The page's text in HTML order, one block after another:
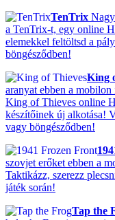
TenTrix
a TenTrix-t, egy online
elemekkel feltöltsd a
böngésződben!
King
aranyat ebben a
King of Thieves online
készítőinek új alkotása!
vagy böngésződben!
szovjet erőket ebben a
Taktikázz, szerezz
játék során!
Tap the